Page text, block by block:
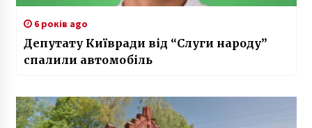
6 років ago
Депутату Київради від “Слуги народу”
спалили автомобіль